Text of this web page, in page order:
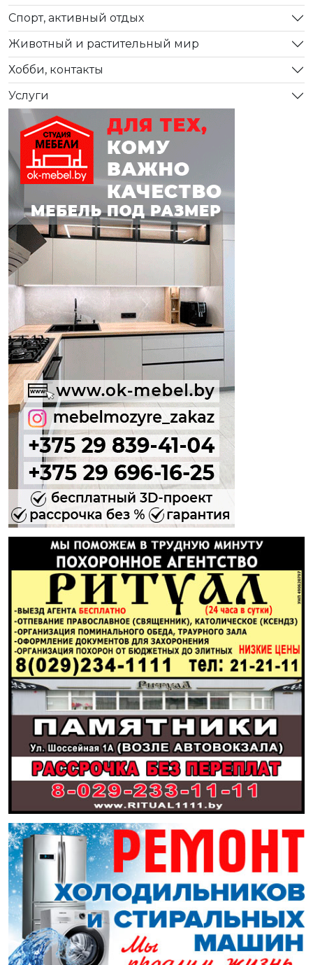
Спорт, активный отдых
Животный и растительный мир
Хобби, контакты
Услуги